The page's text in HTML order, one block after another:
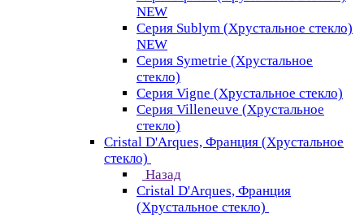
NEW
Серия Sublym (Хрустальное стекло)
NEW
Серия Symetrie (Хрустальное
стекло)
Серия Vigne (Хрустальное стекло)
Серия Villeneuve (Хрустальное
стекло)
Cristal D'Arques, Франция (Хрустальное
стекло)
Назад
Cristal D'Arques, Франция
(Хрустальное стекло)